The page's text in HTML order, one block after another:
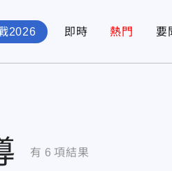
2026 即時 熱門 要
有 6 項結果